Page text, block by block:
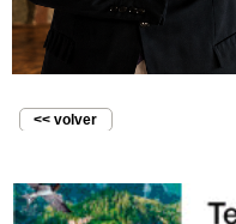
<< volver